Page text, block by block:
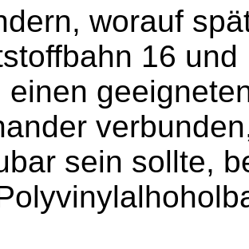
worauf
16
einen
sein sollte,